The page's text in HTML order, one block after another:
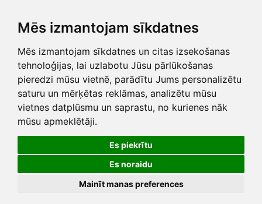
Mēs izmantojam sīkdatnes
Mēs izmantojam sīkdatnes un citas izsekošanas
tehnoloģijas, lai uzlabotu Jūsu pārlūkošanas
pieredzi mūsu vietnē, parādītu Jums personalizētu
saturu un mērķētas reklāmas, analizētu mūsu
vietnes datplūsmu un saprastu, no kurienes nāk
mūsu apmeklētāji.
Es piekrītu
Es noraidu
Mainīt manas preferences